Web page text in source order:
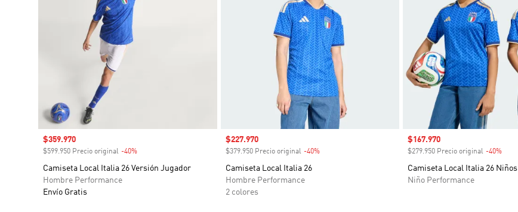
Precio de venta
$359.970
$599.950 Precio original -40%
Camiseta Local Italia 26 Versión Jugador
Hombre Performance
Envío Gratis
Precio de venta
$227.970
$379.950 Precio original -40%Descuento
Camiseta Local Italia 26
Hombre Performance
2 colores
Precio de venta
$167.970
$279.950 Precio original -40%
Camiseta Local Italia 26 Niños
Niño Performance